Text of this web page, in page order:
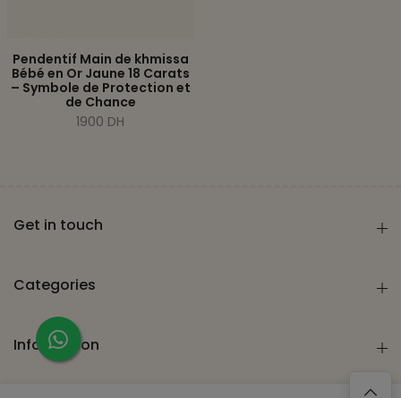
Pendentif Main de khmissa
Bébé en Or Jaune 18 Carats
– Symbole de Protection et
de Chance
1900 DH
Get in touch
Categories
Information